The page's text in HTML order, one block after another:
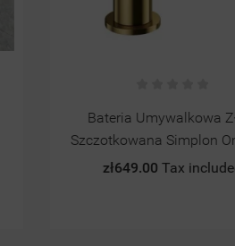
Bateria Umywalkowa
Szczotkowana Simplon
zł649.00Tax included